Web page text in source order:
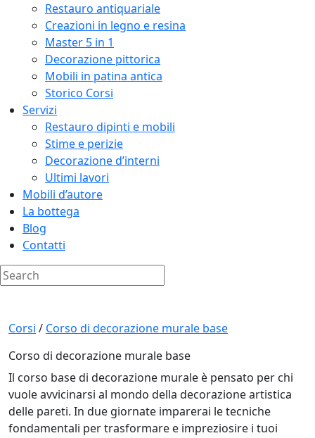
Restauro antiquariale
Creazioni in legno e resina
Master 5 in 1
Decorazione pittorica
Mobili in patina antica
Storico Corsi
Servizi
Restauro dipinti e mobili
Stime e perizie
Decorazione d’interni
Ultimi lavori
Mobili d’autore
La bottega
Blog
Contatti
Corsi / Corso di decorazione murale base
Corso di decorazione murale base
Il corso base di decorazione murale è pensato per chi
vuole avvicinarsi al mondo della decorazione artistica
delle pareti. In due giornate imparerai le tecniche
fondamentali per trasformare e impreziosire i tuoi